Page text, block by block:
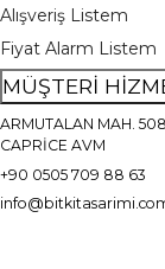
Alışveriş Listem
Fiyat Alarm Listem
MÜŞTERİ
ARMUTALAN MAH.
CAPRİCE AVM
+90 0505 709 88 63